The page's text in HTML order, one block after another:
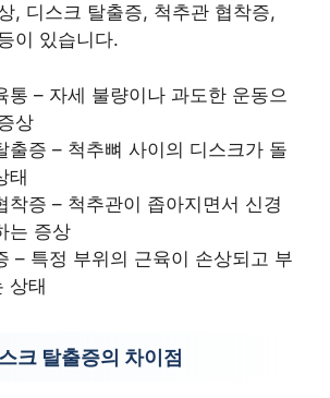
, 디스크 탈출증, 척추관 협착증,
이 있습니다.
통 – 자세 불량이나 과도한 운동으
상
출증 – 척추뼈 사이의 디스크가 돌
태
착증 – 척추관이 좁아지면서 신경
는 증상
– 특정 부위의 근육이 손상되고 부
상태
크 탈출증의 차이점